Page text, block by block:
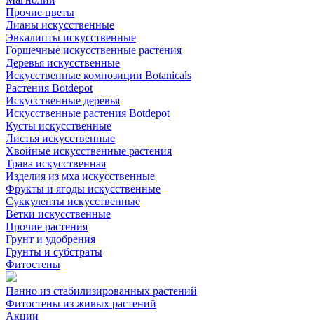
Прочие цветы
Лианы искусственные
Эвкалипты искусственные
Горшечные искусственные растения
Деревья искусственные
Искусственные композиции Botanicals
Растения Botdepot
Искусственные деревья
Искусственные растения Botdepot
Кусты искусственные
Листья искусственные
Хвойные искусственные растения
Трава искусственная
Изделия из мха искусственные
Фрукты и ягоды искусственные
Суккуленты искусственные
Ветки искусственные
Прочие растения
Грунт и удобрения
Грунты и субстраты
Фитостены
Панно из стабилизированных растений
Фитостены из живых растений
Акции